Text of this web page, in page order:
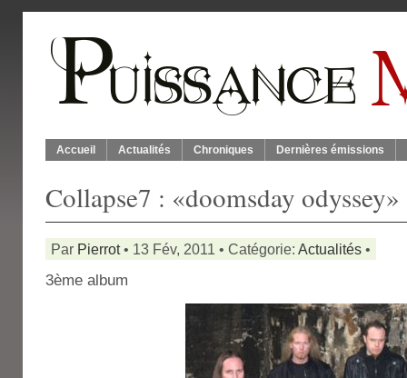
Accueil Actualités Chroniques Dernières émissions
Collapse7 : «doomsday odyssey»
Par Pierrot• 13 Fév, 2011 • Catégorie: Actualités •
3ème album